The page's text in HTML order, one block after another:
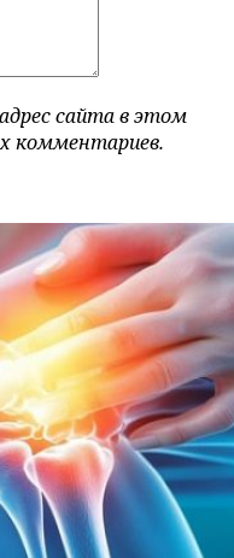
сайта в этом
комментариев.